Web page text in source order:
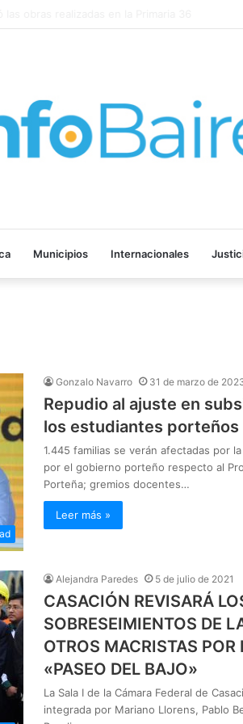
Municipios Internacionales
Gonzalo Navarro 31 de marzo de
Repudio al ajuste en
los estudiantes porteños
1.445 familias se verán afectadas por
por el gobierno porteño respecto al
Porteña; gremios docentes…
Leer más »
Alejandra Paredes 5 de julio de 2021
CASACIÓN REVISARÁ
SOBRESEIMIENTOS DE
OTROS MACRISTAS POR
«PASEO DEL BAJO»
La Sala I de la Cámara Federal de
integrada por Mariano Llorens, Pablo